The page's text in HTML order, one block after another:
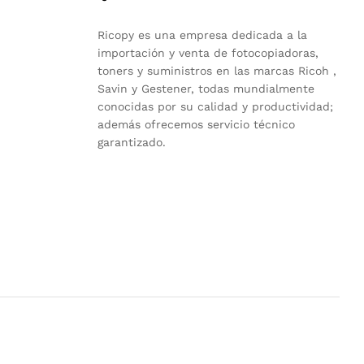
Ricopy es una empresa dedicada a la
importación y venta de fotocopiadoras,
toners y suministros en las marcas Ricoh ,
Savin y Gestener, todas mundialmente
conocidas por su calidad y productividad;
además ofrecemos servicio técnico
garantizado.